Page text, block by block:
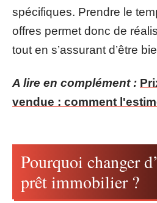
spécifiques. Prendre le
offres permet donc de
tout en s’assurant d’être
A lire en complément :
vendue : comment
Pourquoi changer
prêt immobilier ?